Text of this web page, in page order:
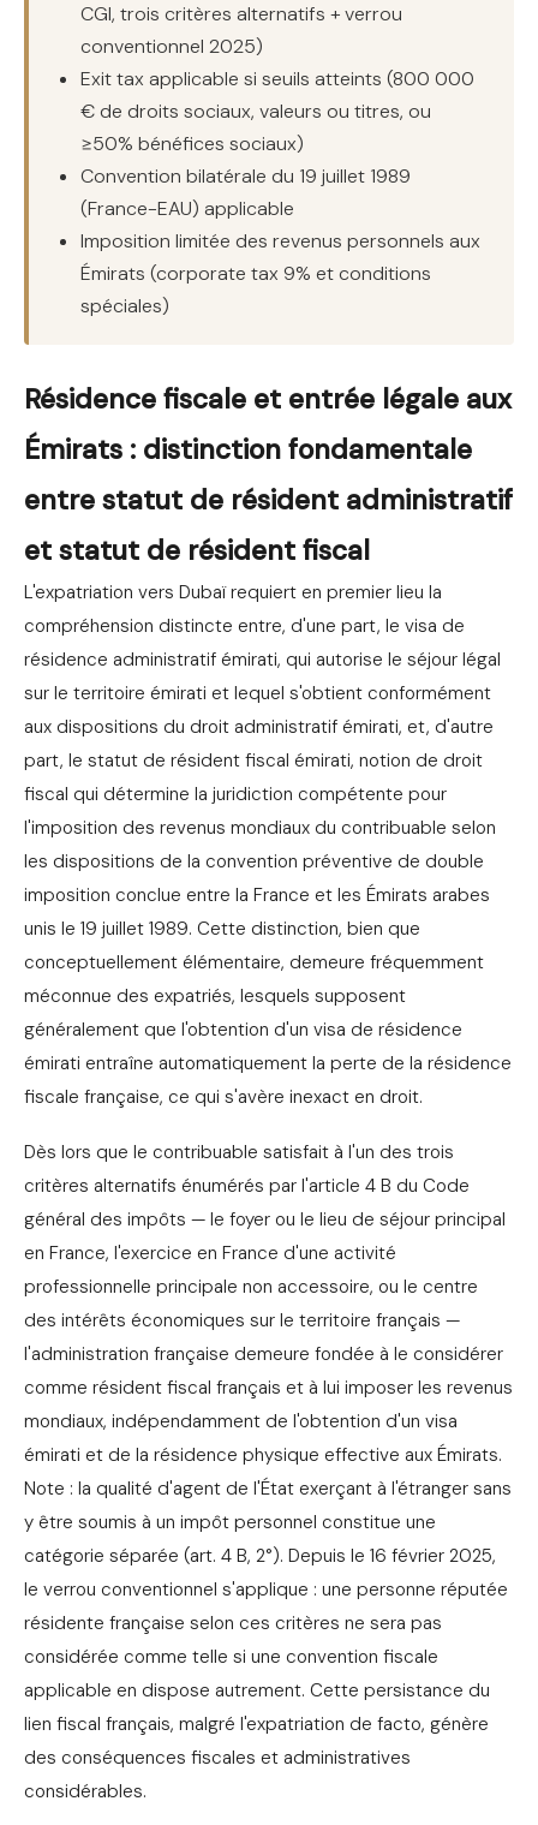
CGI, trois critères alternatifs + verrou
conventionnel 2025)
Exit tax applicable si seuils atteints (800 000
€ de droits sociaux, valeurs ou titres, ou
≥50% bénéfices sociaux)
Convention bilatérale du 19 juillet 1989
(France-EAU) applicable
Imposition limitée des revenus personnels aux
Émirats (corporate tax 9% et conditions
spéciales)
Résidence fiscale et entrée légale aux
Émirats : distinction fondamentale
entre statut de résident administratif
et statut de résident fiscal
L'expatriation vers Dubaï requiert en premier lieu la
compréhension distincte entre, d'une part, le visa de
résidence administratif émirati, qui autorise le séjour légal
sur le territoire émirati et lequel s'obtient conformément
aux dispositions du droit administratif émirati, et, d'autre
part, le statut de résident fiscal émirati, notion de droit
fiscal qui détermine la juridiction compétente pour
l'imposition des revenus mondiaux du contribuable selon
les dispositions de la convention préventive de double
imposition conclue entre la France et les Émirats arabes
unis le 19 juillet 1989. Cette distinction, bien que
conceptuellement élémentaire, demeure fréquemment
méconnue des expatriés, lesquels supposent
généralement que l'obtention d'un visa de résidence
émirati entraîne automatiquement la perte de la résidence
fiscale française, ce qui s'avère inexact en droit.
Dès lors que le contribuable satisfait à l'un des trois
critères alternatifs énumérés par l'article 4 B du Code
général des impôts — le foyer ou le lieu de séjour principal
en France, l'exercice en France d'une activité
professionnelle principale non accessoire, ou le centre
des intérêts économiques sur le territoire français —
l'administration française demeure fondée à le considérer
comme résident fiscal français et à lui imposer les revenus
mondiaux, indépendamment de l'obtention d'un visa
émirati et de la résidence physique effective aux Émirats.
Note : la qualité d'agent de l'État exerçant à l'étranger sans
y être soumis à un impôt personnel constitue une
catégorie séparée (art. 4 B, 2°). Depuis le 16 février 2025,
le verrou conventionnel s'applique : une personne réputée
résidente française selon ces critères ne sera pas
considérée comme telle si une convention fiscale
applicable en dispose autrement. Cette persistance du
lien fiscal français, malgré l'expatriation de facto, génère
des conséquences fiscales et administratives
considérables.